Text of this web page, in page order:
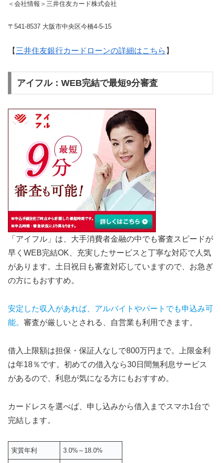
＜会社情報＞三井住友カード株式会社
〒541-8537 大阪市中央区今橋4-5-15
【 三井住友銀行カードローンの詳細はこちら 】
アイフル：WEB完結で最短9分審査
「アイフル」は、大手消費者金融の中でも審査スピードが
早くWEB完結OK、充実したサービスと丁寧な対応で人気
があります。土日祝日も審査対応していますので、お急ぎ
の方にもおすすめ。
安定した収入があれば、アルバイトやパートでも申込み可
能。 審査が厳しいとされる、自営業も利用できます。
借入上限額は担保・保証人なしで800万円まで。上限金利
は年18％です。初めての借入なら30日間無利息サービス
があるので、利息が気になる方にもおすすめ。
カードレスを選べば、申し込みから借入までスマホ1台で
完結します。
実質年利 3.0%～18.0%